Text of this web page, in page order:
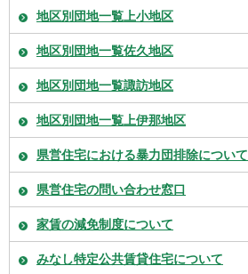
地区別団地一覧上小地区
地区別団地一覧佐久地区
地区別団地一覧諏訪地区
地区別団地一覧上伊那地区
県営住宅における暴力団排除について
県営住宅の問い合わせ窓口
家賃の減免制度について
みなし特定公共賃貸住宅について